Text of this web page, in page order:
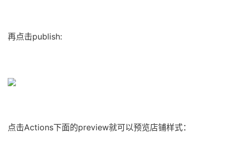
再点击publish:
点击Actions下面的preview就可以预览店铺样式：